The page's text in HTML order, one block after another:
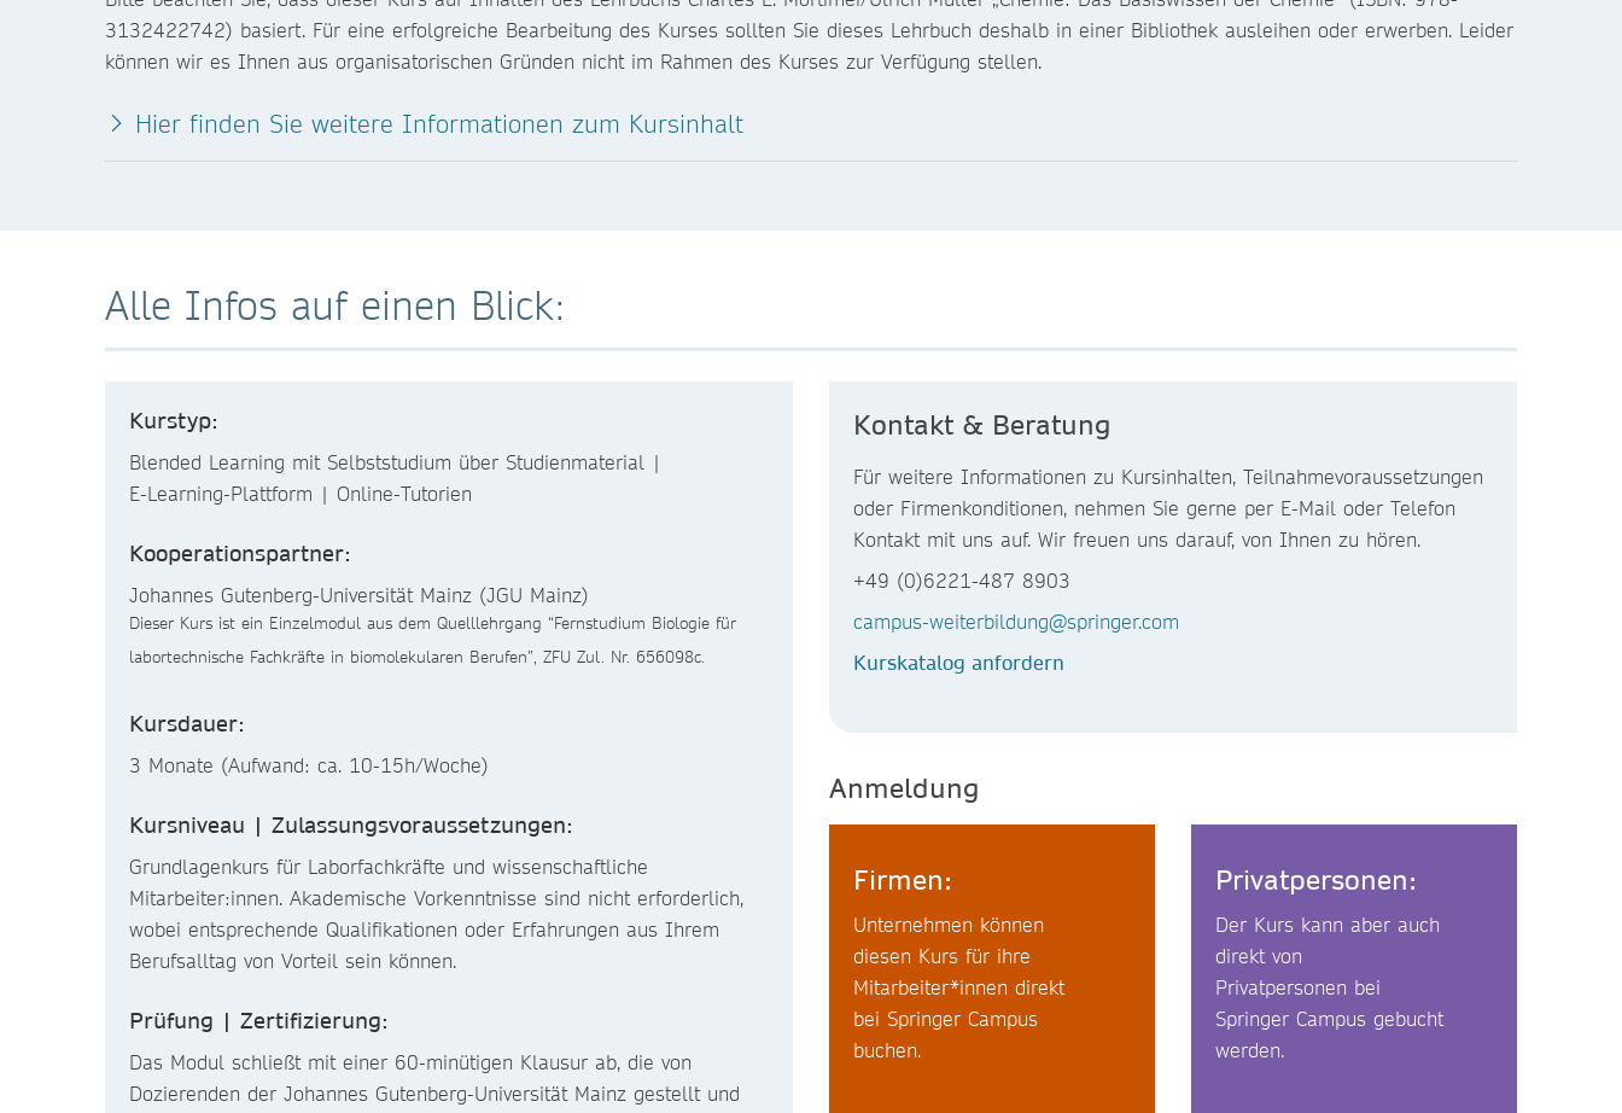
3132422742) basiert. Für eine erfolgreiche Bearbeitung des Kurses sollten Sie dieses Lehrbuch deshalb in einer Bibliothek ausleihen oder erwerben. Leider
können wir es Ihnen aus organisatorischen Gründen nicht im Rahmen des Kurses zur Verfügung stellen.
Hier finden Sie weitere Informationen zum Kursinhalt
Alle Infos auf einen Blick:
Kurstyp:
Blended Learning mit Selbststudium über Studienmaterial |
E-Learning-Plattform | Online-Tutorien
Kooperationspartner:
Johannes Gutenberg-Universität Mainz (JGU Mainz)
Dieser Kurs ist ein Einzelmodul aus dem Quelllehrgang “Fernstudium Biologie für
labortechnische Fachkräfte in biomolekularen Berufen”, ZFU Zul. Nr. 656098c.
Kursdauer:
3 Monate (Aufwand: ca. 10-15h/Woche)
Kursniveau | Zulassungsvoraussetzungen:
Grundlagenkurs für Laborfachkräfte und wissenschaftliche
Mitarbeiter:innen. Akademische Vorkenntnisse sind nicht erforderlich,
wobei entsprechende Qualifikationen oder Erfahrungen aus Ihrem
Berufsalltag von Vorteil sein können.
Prüfung | Zertifizierung:
Das Modul schließt mit einer 60-minütigen Klausur ab, die von
Dozierenden der Johannes Gutenberg-Universität Mainz gestellt und
Kontakt & Beratung
Für weitere Informationen zu Kursinhalten, Teilnahmevoraussetzungen
oder Firmenkonditionen, nehmen Sie gerne per E-Mail oder Telefon
Kontakt mit uns auf. Wir freuen uns darauf, von Ihnen zu hören.
+49 (0)6221-487 8903
campus-weiterbildung@springer.com
Kurskatalog anfordern
Anmeldung
Firmen:
Unternehmen können
diesen Kurs für ihre
Mitarbeiter*innen direkt
bei Springer Campus
buchen.
Privatpersonen:
Der Kurs kann aber auch
direkt von
Privatpersonen bei
Springer Campus gebucht
werden.